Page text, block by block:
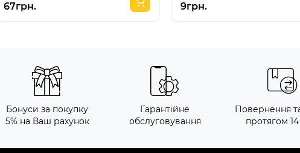
67грн. 9грн.
Бонуси за покупку
5% на Ваш рахунок
Гарантійне
обслуговування
Повернення
протягом 14